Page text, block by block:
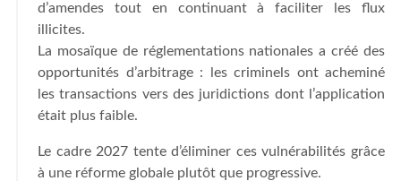
d’amendes tout en continuant à faciliter les flux
illicites.
La mosaïque de réglementations nationales a créé des
opportunités d’arbitrage : les criminels ont acheminé
les transactions vers des juridictions dont l’application
était plus faible.
Le cadre 2027 tente d’éliminer ces vulnérabilités grâce
à une réforme globale plutôt que progressive.